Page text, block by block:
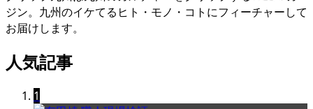
ジン。九州のイケてるヒト・モノ・コトにフィーチャーして
お届けします。
人気記事
1